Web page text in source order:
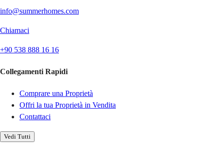
info@summerhomes.com
Chiamaci
+90 538 888 16 16
Collegamenti Rapidi
Comprare una Proprietà
Offri la tua Proprietà in Vendita
Contattaci
Vedi Tutti